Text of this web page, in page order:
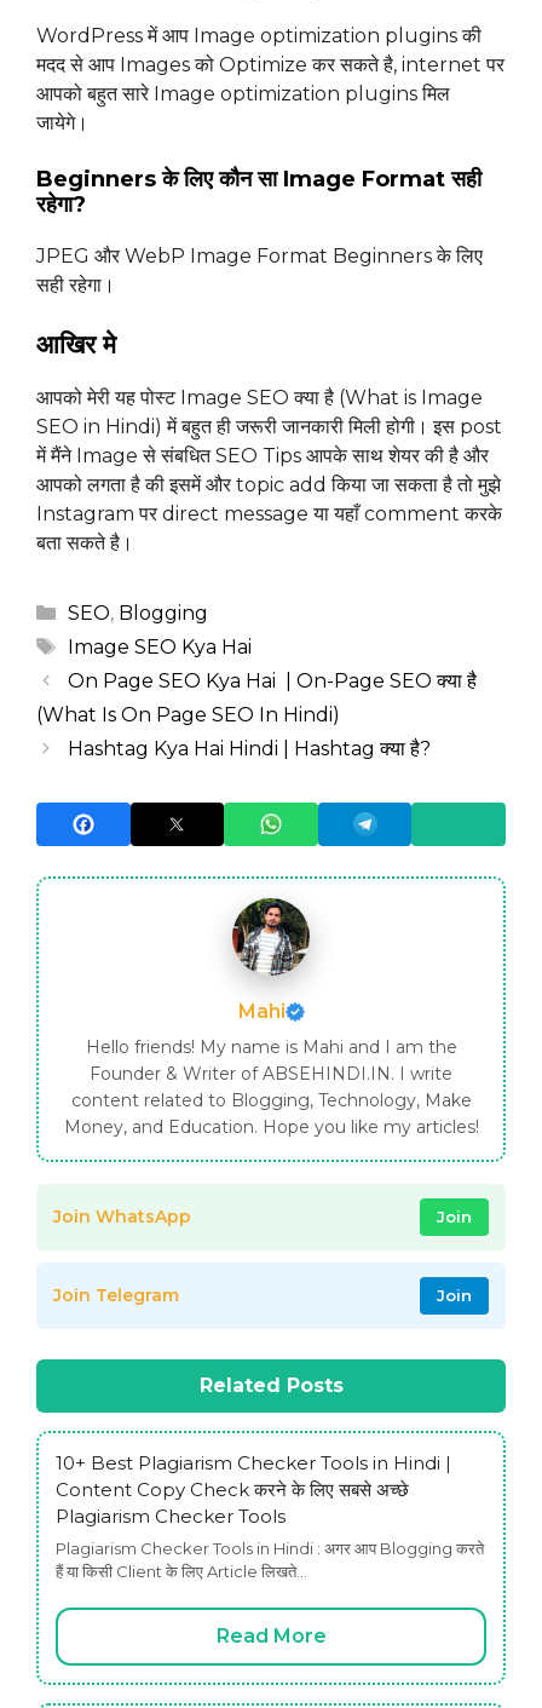
WordPress में आप Image optimization plugins की
मदद से आप Images को Optimize कर सकते है, internet पर
आपको बहुत सारे Image optimization plugins मिल
जायेगे।
Beginners के लिए कौन सा Image Format सही
रहेगा?
JPEG और WebP Image Format Beginners के लिए
सही रहेगा।
आखिर मे
आपको मेरी यह पोस्ट Image SEO क्या है (What is Image
SEO in Hindi) में बहुत ही जरूरी जानकारी मिली होगी। इस post
में मैंने Image से संबधित SEO Tips आपके साथ शेयर की है और
आपको लगता है की इसमें और topic add किया जा सकता है तो मुझे
Instagram पर direct message या यहाँ comment करके
बता सकते है।
Categories
SEO, Blogging
Tags
Image SEO Kya Hai
On Page SEO Kya Hai | On-Page SEO क्या है
(What Is On Page SEO In Hindi)
Hashtag Kya Hai Hindi | Hashtag क्या है?
Mahi
Hello friends! My name is Mahi and I am the
Founder & Writer of ABSEHINDI.IN. I write
content related to Blogging, Technology, Make
Money, and Education. Hope you like my articles!
Join WhatsApp Join
Join Telegram Join
Related Posts
10+ Best Plagiarism Checker Tools in Hindi |
Content Copy Check करने के लिए सबसे अच्छे
Plagiarism Checker Tools
Plagiarism Checker Tools in Hindi : अगर आप Blogging करते
हैं या किसी Client के लिए Article लिखते…
Read More